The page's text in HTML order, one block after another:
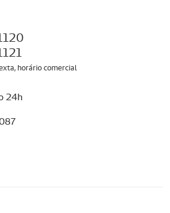
horário comercial
24h